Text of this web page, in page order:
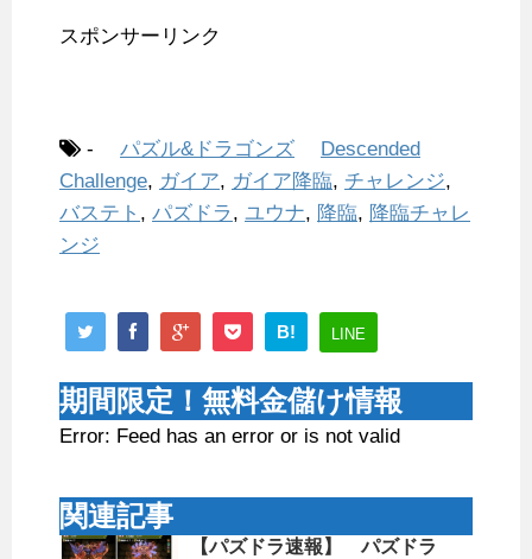
スポンサーリンク
- パズル&ドラゴンズ
Descended
Challenge, ガイア, ガイア降臨, チャレンジ,
バステト , パズドラ , ユウナ, 降臨, 降臨チャレ
ンジ
B! LINE
期間限定！無料金儲け情報
Error: Feed has an error or is not valid
関連記事
【パズドラ速報】 パズドラ